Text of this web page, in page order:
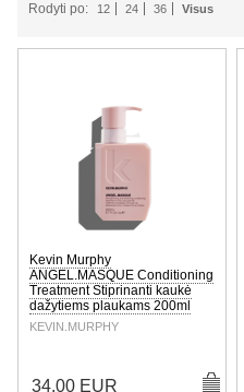
Rodyti po: 12 24 36 Visus
Kevin Murphy
ANGEL.MASQUE Conditioning
Treatment Stiprinanti kaukė
dažytiems plaukams 200ml
KEVIN.MURPHY
34.00 EUR